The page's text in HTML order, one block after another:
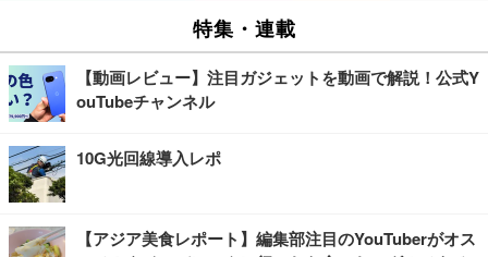
特集・連載
【動画レビュー】注目ガジェットを動画で解説！公式Y
ouTubeチャンネル
10G光回線導入レポ
【アジア美食レポート】編集部注目のYouTuberがオス